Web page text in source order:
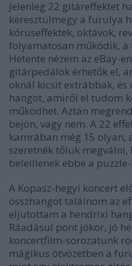
Jelenleg 22 gitáreffektet
keresztülmegy a furulya
kóruseffektek, oktávok,
folyamatosan működik,
Hetente nézem az eBay-
gitárpedálok érhetők el,
oknál kicsit extrábbak,
hangot, amiről el tudom
működhet. Aztán
bejön, vagy nem. A 22
kamrában még 15 olyan,
szeretnék tőlük megválni,
beleillenek ebbe a
A Kopasz-hegyi koncert
összhangot találnom az
eljutottam a hendrixi
Ráadásul pont jókor, jó
koncertfilm-sorozatunk
mágikus ötvözetben a